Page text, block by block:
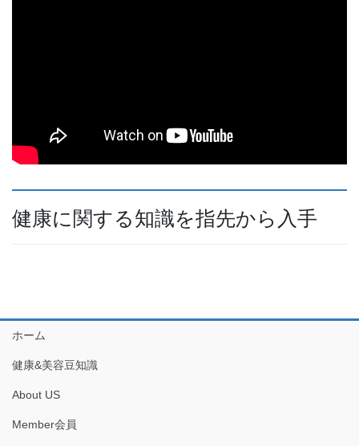
健康に関する知識を指先から入手
ホーム
健康&美容豆知識
About US
Member会員